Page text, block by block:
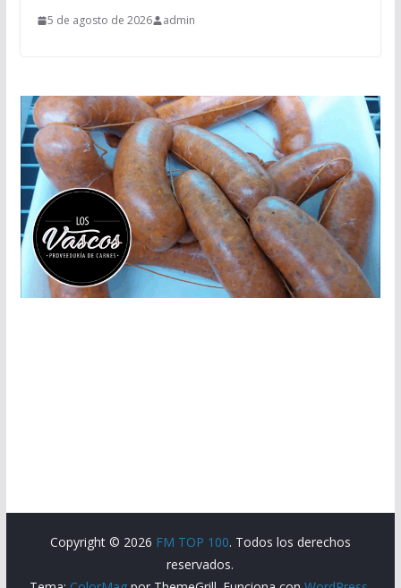
5 de agosto de 2026 admin
Copyright © 2026 FM TOP 100. Todos los derechos
reservados.